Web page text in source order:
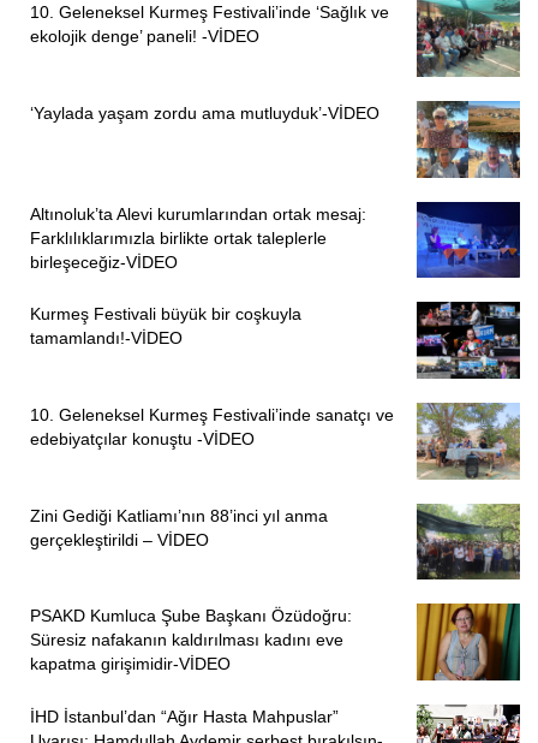
10. Geleneksel Kurmeş Festivali’inde ‘Sağlık ve
ekolojik denge’ paneli! -VİDEO
‘Yaylada yaşam zordu ama mutluyduk’-VİDEO
Altınoluk’ta Alevi kurumlarından ortak mesaj:
Farklılıklarımızla birlikte ortak taleplerle
birleşeceğiz-VİDEO
Kurmeş Festivali büyük bir coşkuyla
tamamlandı!-VİDEO
10. Geleneksel Kurmeş Festivali’inde sanatçı ve
edebiyatçılar konuştu -VİDEO
Zini Gediği Katliamı’nın 88’inci yıl anma
gerçekleştirildi – VİDEO
PSAKD Kumluca Şube Başkanı Özüdoğru:
Süresiz nafakanın kaldırılması kadını eve
kapatma girişimidir-VİDEO
İHD İstanbul’dan “Ağır Hasta Mahpuslar”